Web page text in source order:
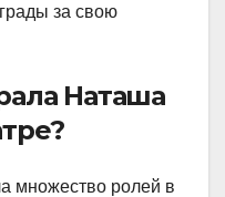
за свою
Наташа
множество ролей в